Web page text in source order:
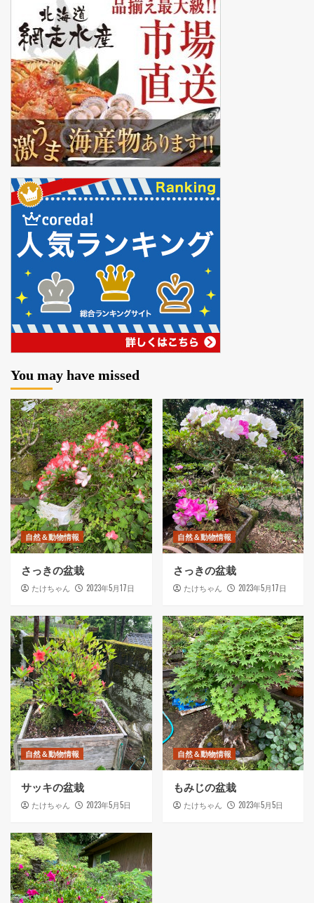
You may have missed
自然＆動物情報
さっきの盆栽
たけちゃん 2023年5月17日
自然＆動物情報
さっきの盆栽
たけちゃん 2023年5月17日
自然＆動物情報
サッキの盆栽
たけちゃん 2023年5月5日
自然＆動物情報
もみじの盆栽
たけちゃん 2023年5月5日